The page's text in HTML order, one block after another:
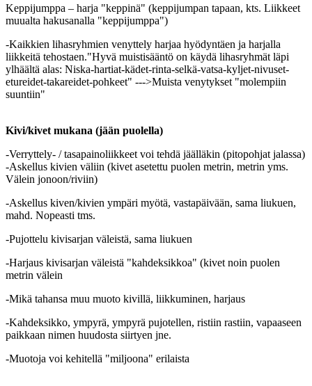
Keppijumppa – harja "keppinä" (keppijumpan tapaan, kts. Liikkeet
muualta hakusanalla "keppijumppa")
-Kaikkien lihasryhmien venyttely harjaa hyödyntäen ja harjalla
liikkeitä tehostaen."Hyvä muistisääntö on käydä lihasryhmät läpi
ylhäältä alas: Niska-hartiat-kädet-rinta-selkä-vatsa-kyljet-nivuset-
etureidet-takareidet-pohkeet" --->Muista venytykset "molempiin
suuntiin"
Kivi/kivet mukana (jään puolella)
-Verryttely- / tasapainoliikkeet voi tehdä jäälläkin (pitopohjat jalassa)
-Askellus kivien väliin (kivet asetettu puolen metrin, metrin yms.
Välein jonoon/riviin)
-Askellus kiven/kivien ympäri myötä, vastapäivään, sama liukuen,
mahd. Nopeasti tms.
-Pujottelu kivisarjan väleistä, sama liukuen
-Harjaus kivisarjan väleistä "kahdeksikkoa" (kivet noin puolen
metrin välein
-Mikä tahansa muu muoto kivillä, liikkuminen, harjaus
-Kahdeksikko, ympyrä, ympyrä pujotellen, ristiin rastiin, vapaaseen
paikkaan nimen huudosta siirtyen jne.
-Muotoja voi kehitellä "miljoona" erilaista